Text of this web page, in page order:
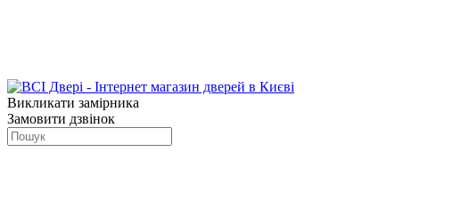
Викликати замірника
Замовити дзвінок